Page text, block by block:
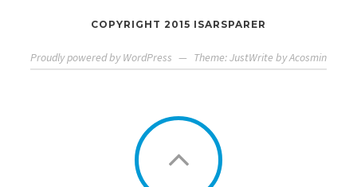
COPYRIGHT 2015 ISARSPARER
Proudly powered by WordPress — Theme: JustWrite byAcosmin